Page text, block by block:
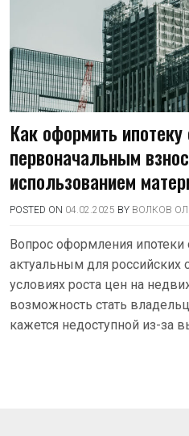
Как оформить
первоначальным
использованием
POSTED ON 04.02.2025 BY ВОЛКОВ
Вопрос оформления ипотеки
актуальным для российских
условиях роста цен на
возможность стать
кажется недоступной из-за